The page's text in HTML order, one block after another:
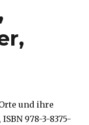
und ihre
978-3-8375-